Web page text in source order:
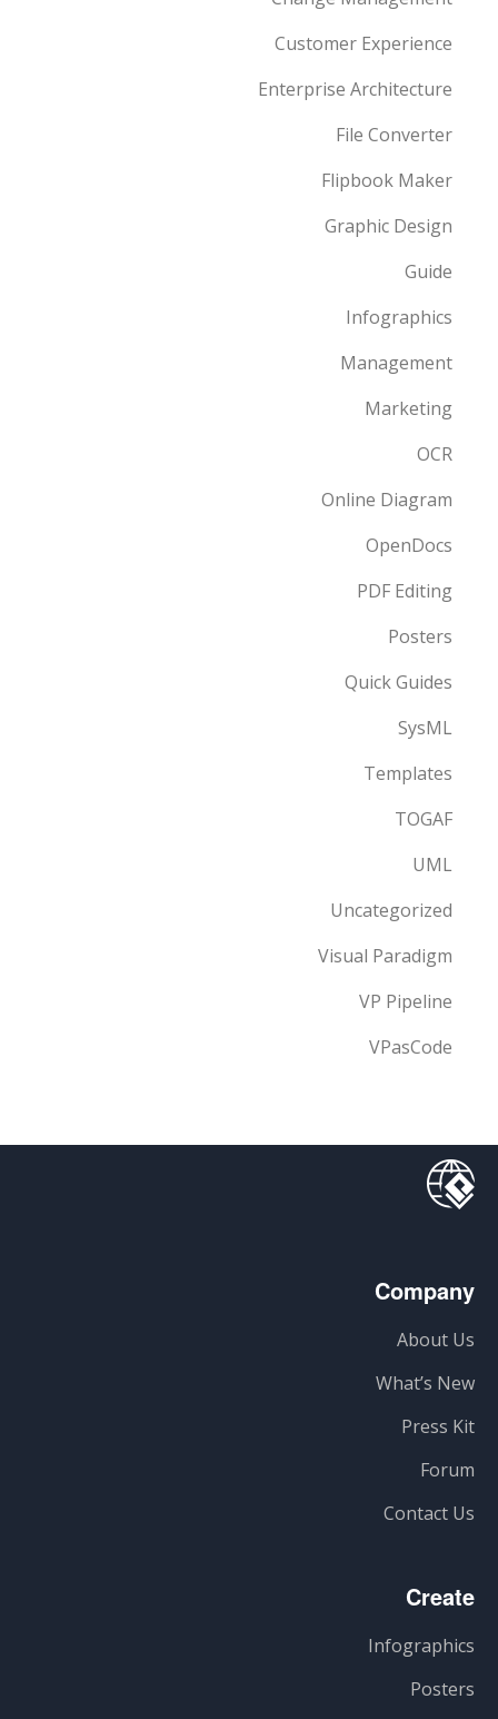
Customer Experience
Enterprise Architecture
File Converter
Flipbook Maker
Graphic Design
Guide
Infographics
Management
Marketing
OCR
Online Diagram
OpenDocs
PDF Editing
Posters
Quick Guides
SysML
Templates
TOGAF
UML
Uncategorized
Visual Paradigm
VP Pipeline
VPasCode
Company
About Us
What’s New
Press Kit
Forum
Contact Us
Create
Infographics
Posters